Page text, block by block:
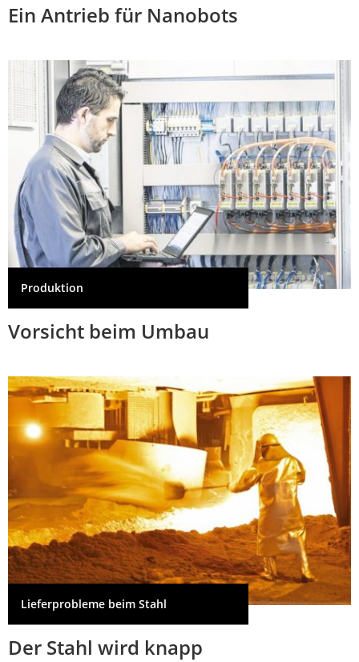
Ein Antrieb für Nanobots
Produktion
Vorsicht beim Umbau
Lieferprobleme beim Stahl
Der Stahl wird knapp